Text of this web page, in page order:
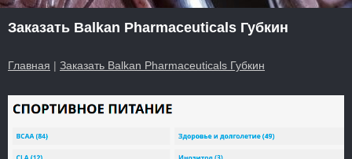
Заказать Balkan Pharmaceuticals Губкин
Главная | Заказать Balkan Pharmaceuticals Губкин